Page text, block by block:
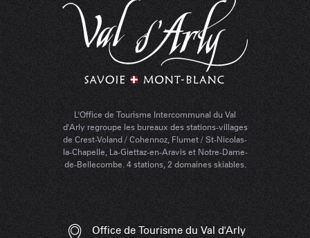
L'Office de Tourisme Intercommunal du Val
d'Arly regroupe les bureaux des stations-villages
de Crest-Voland / Cohennoz, Flumet / St-Nicolas-
la-Chapelle, La-Giettaz-en-Aravis et Notre-Dame-
de-Bellecombe. 4 stations, 2 domaines skiables.
Office de Tourisme du Val d'Arly